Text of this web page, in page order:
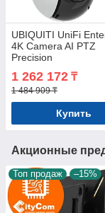
UBIQUITI UniFi
4K Camera AI PTZ
Precision
1 262 172 ₸
1 484 909 ₸
Купить
Акционные
Топ продаж –15%